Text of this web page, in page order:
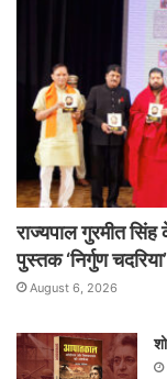
राज्यपाल गुरमीत
पुस्तक ‘निर्गुण
August 6, 2026